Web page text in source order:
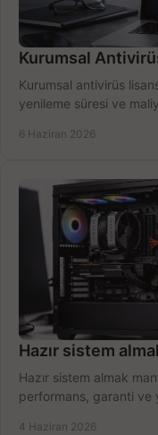
Kurumsal
Kurumsal antivirüs
yenileme süresi ve
6 Haziran 2026
Hazır sistem
Hazır sistem almak
performans, garanti ve
4 Haziran 2026